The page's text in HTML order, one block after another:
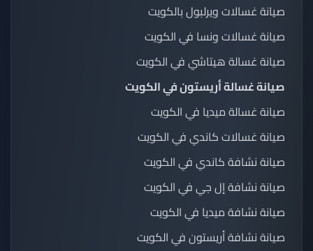
صيانة غسالات ويرلبول بالكويت
صيانة غسالات ونسا في الكويت
صيانة غسالة هيتاشي في الكويت
صيانة غسالة أريستون في الكويت
صيانة غسالة ميديا في الكويت
صيانة غسالات كاندي في الكويت
صيانة نشافة كاندي في الكويت
صيانة نشافة إل جي في الكويت
صيانة نشافة ميديا في الكويت
صيانة نشافة أريستون في الكويت